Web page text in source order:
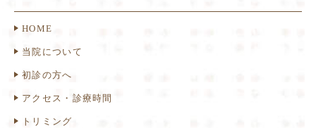
HOME
当院について
初診の方へ
アクセス・診療時間
トリミング